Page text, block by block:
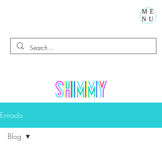
ME
NU
Entrada
Blog